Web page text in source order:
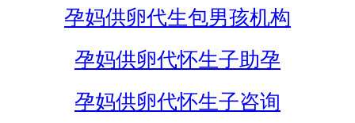
孕妈供卵代生包男孩机构
孕妈供卵代怀生子助孕
孕妈供卵代怀生子咨询